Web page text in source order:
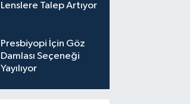
Lenslere Talep Artıyor
Presbiyopi İçin Göz
Damlası Seçeneği
Yayılıyor